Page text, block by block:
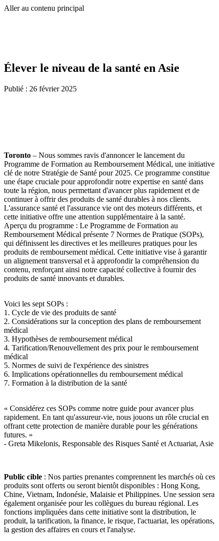
Aller au contenu principal
Élever le niveau de la santé en Asie
Publié : 26 février 2025
Toronto – Nous sommes ravis d'annoncer le lancement du
Programme de Formation au Remboursement Médical, une initiative
clé de notre Stratégie de Santé pour 2025. Ce programme constitue
une étape cruciale pour approfondir notre expertise en santé dans
toute la région, nous permettant d'avancer plus rapidement et de
continuer à offrir des produits de santé durables à nos clients.
L'assurance santé et l'assurance vie ont des moteurs différents, et
cette initiative offre une attention supplémentaire à la santé.
Aperçu du programme : Le Programme de Formation au
Remboursement Médical présente 7 Normes de Pratique (SOPs),
qui définissent les directives et les meilleures pratiques pour les
produits de remboursement médical. Cette initiative vise à garantir
un alignement transversal et à approfondir la compréhension du
contenu, renforçant ainsi notre capacité collective à fournir des
produits de santé innovants et durables.
Voici les sept SOPs :
1. Cycle de vie des produits de santé
2. Considérations sur la conception des plans de remboursement
médical
3. Hypothèses de remboursement médical
4. Tarification/Renouvellement des prix pour le remboursement
médical
5. Normes de suivi de l'expérience des sinistres
6. Implications opérationnelles du remboursement médical
7. Formation à la distribution de la santé
« Considérez ces SOPs comme notre guide pour avancer plus
rapidement. En tant qu'assureur-vie, nous jouons un rôle crucial en
offrant cette protection de manière durable pour les générations
futures. »
- Greta Mikelonis, Responsable des Risques Santé et Actuariat, Asie
Public cible : Nos parties prenantes comprennent les marchés où ces
produits sont offerts ou seront bientôt disponibles : Hong Kong,
Chine, Vietnam, Indonésie, Malaisie et Philippines. Une session sera
également organisée pour les collègues du bureau régional. Les
fonctions impliquées dans cette initiative sont la distribution, le
produit, la tarification, la finance, le risque, l'actuariat, les opérations,
la gestion des affaires en cours et l'analyse.